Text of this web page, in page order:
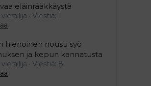
eläinrääkkäystä
Viestiä: 1
hienoinen nousu syö
ja kepun kannatusta
Viestiä: 8